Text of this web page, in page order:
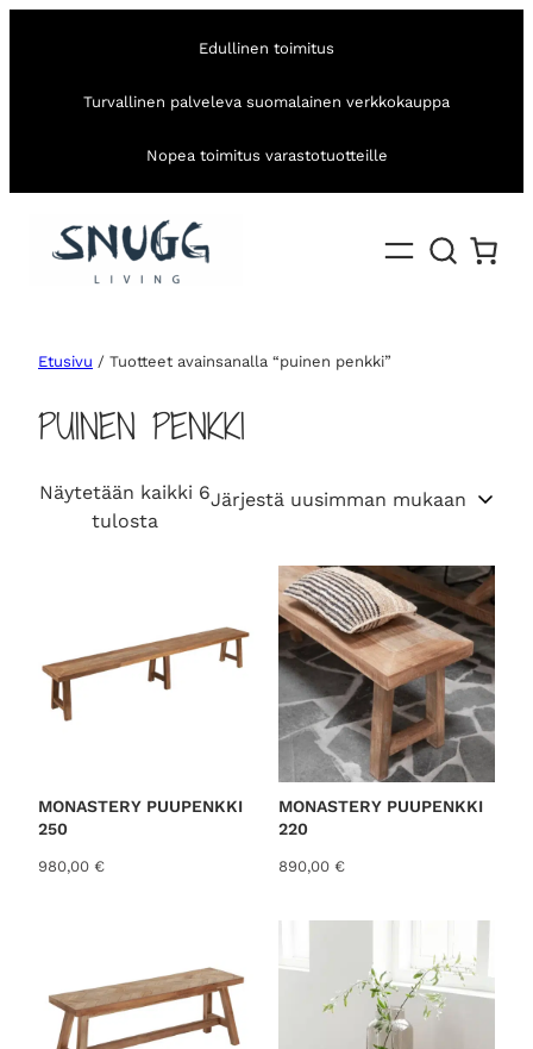
Edullinen toimitus
Turvallinen palveleva suomalainen verkkokauppa
Nopea toimitus varastotuotteille
Etusivu / Tuotteet avainsanalla “puinen penkki”
PUINEN PENKKI
Näytetään kaikki 6
tulostaS
e
d
b
t
MONASTERY PUUPENKKI
250
980,00 €
MONASTERY PUUPENKKI
220
890,00 €